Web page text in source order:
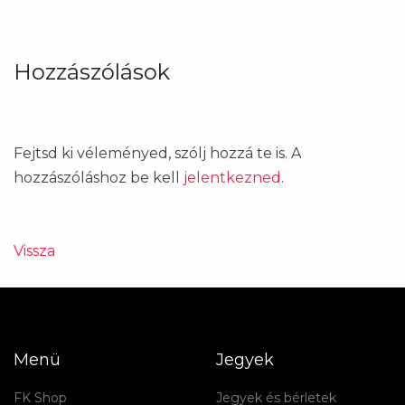
Hozzászólások
Fejtsd ki véleményed, szólj hozzá te is. A
hozzászóláshoz be kell jelentkezned .
Vissza
Menü
FK Shop
Jegyek
Jegyek és bérletek